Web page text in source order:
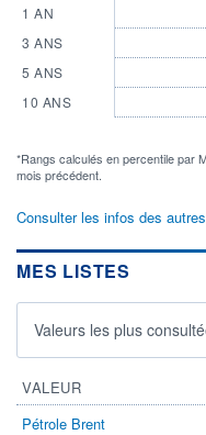
1 AN
3 ANS
5 ANS
10 ANS
*Rangs calculés en percentile par
mois précédent.
Consulter les infos des
MES LISTES
Valeurs les plus
VALEUR
Pétrole Brent